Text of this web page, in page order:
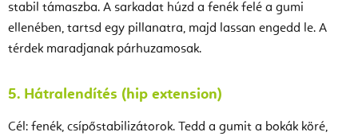
stabil támaszba. A sarkadat húzd a fenék felé a gumi
ellenében, tartsd egy pillanatra, majd lassan engedd le. A
térdek maradjanak párhuzamosak.
5. Hátralendítés (hip extension)
Cél: fenék, csípőstabilizátorok. Tedd a gumit a bokák köré,